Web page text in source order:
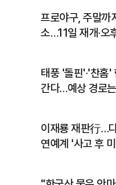
프로야구, 주말까
소…11일 재개·오
태풍 '돌핀'·'찬홈'
간다…예상 경로
이재룡 재판行…
연예계 '사고 후